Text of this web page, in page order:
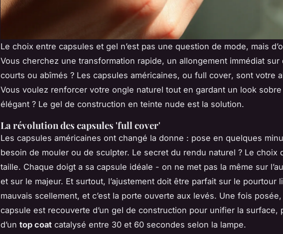
Le choix entre capsules et gel n’est pas une question de mode, mais
Vous cherchez une transformation rapide, un allongement immédiat sur
courts ou abîmés ? Les capsules américaines, ou full cover, sont votre
Vous voulez renforcer votre ongle naturel tout en gardant un look
élégant ? Le gel de construction en teinte nude est la solution.
La révolution des capsules 'full cover'
Les capsules américaines ont changé la donne : pose en quelques
besoin de mouler ou de sculpter. Le secret du rendu naturel ? Le choix
taille. Chaque doigt a sa capsule idéale - on ne met pas la même sur
et sur le majeur. Et surtout, l’ajustement doit être parfait sur le pourtour
mauvais scellement, et c’est la porte ouverte aux levés. Une fois posée,
capsule est recouverte d’un gel de construction pour unifier la surface,
d’un top coat catalysé entre 30 et 60 secondes selon la lampe.